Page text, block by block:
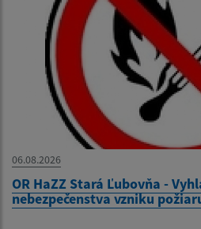
06.08.2026
OR HaZZ Stará Ľubovňa -
nebezpečenstva vzniku